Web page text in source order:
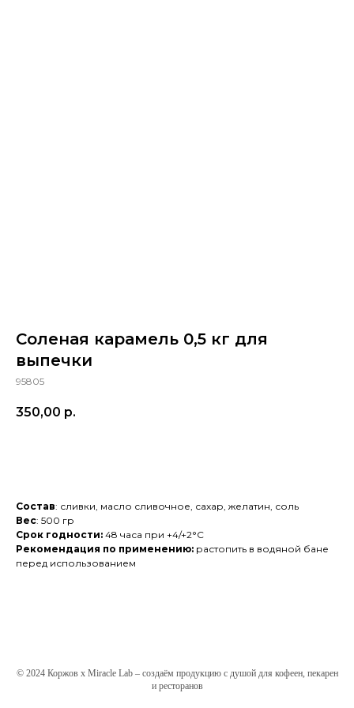
Соленая карамель 0,5 кг для
выпечки
95805
350,00 р.
Состав: сливки, масло сливочное, сахар, желатин, соль
Вес: 500 гр
Срок годности: 48 часа при +4/+2°С
Рекомендация по применению: растопить в водяной бане
перед использованием
© 2024 Коржов х Miracle Lab – создаём продукцию с душой для кофеен, пекарен
и ресторанов